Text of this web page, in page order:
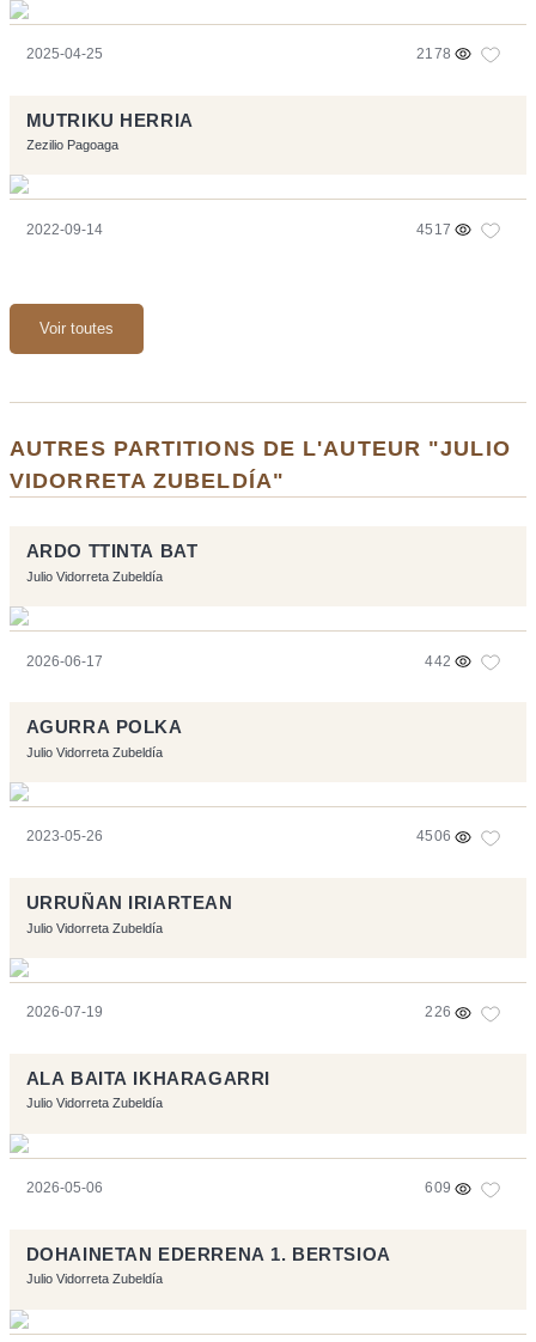
2025-04-25 2178
MUTRIKU HERRIA
Zezilio Pagoaga
2022-09-14 4517
Voir toutes
AUTRES PARTITIONS DE L'AUTEUR "JULIO
VIDORRETA ZUBELDÍA"
ARDO TTINTA BAT
Julio Vidorreta Zubeldía
2026-06-17 442
AGURRA POLKA
Julio Vidorreta Zubeldía
2023-05-26 4506
URRUÑAN IRIARTEAN
Julio Vidorreta Zubeldía
2026-07-19 226
ALA BAITA IKHARAGARRI
Julio Vidorreta Zubeldía
2026-05-06 609
DOHAINETAN EDERRENA 1. BERTSIOA
Julio Vidorreta Zubeldía